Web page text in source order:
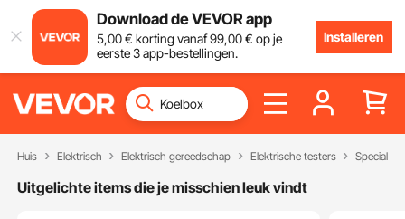
Download de VEVOR app
5,00€ korting vanaf99,00€ op je
eerste 3 app-bestellingen.
Installeren
Huis Elektrisch Elektrisch gereedschap Elektrische testers Speciale
Uitgelichte items die je misschien leuk vindt